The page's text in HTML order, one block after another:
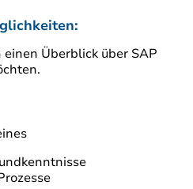
Überblick über SAP